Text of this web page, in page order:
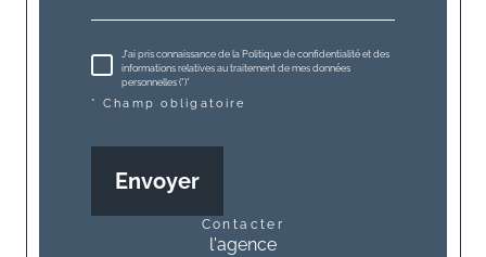
J'ai pris connaissance de la Politique de confidentialité et des
informations relatives au traitement de mes données
personnelles (*)*
* Champ obligatoire
Envoyer
contacter
l'agence